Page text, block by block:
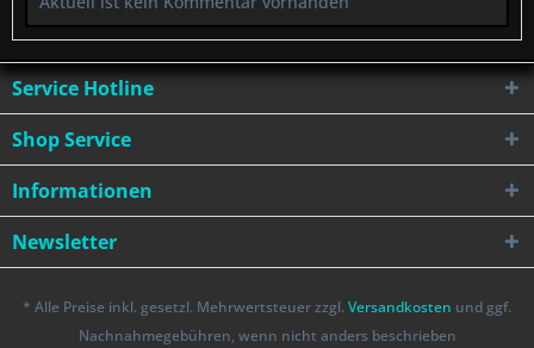
Service Hotline
Shop Service
Informationen
Newsletter
* Alle Preise inkl. gesetzl. Mehrwertsteuer zzgl. Versandkosten und ggf.
Nachnahmegebühren, wenn nicht anders beschrieben